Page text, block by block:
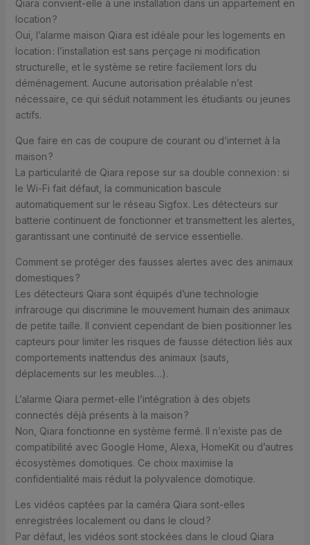
Qiara convient-elle à une installation dans un appartement en
location ?
Oui, l’alarme maison Qiara est idéale pour les logements en
location : l’installation est sans perçage ni modification
structurelle, et le système se retire facilement lors du
déménagement. Aucune autorisation préalable n’est
nécessaire, ce qui séduit notamment les étudiants ou jeunes
actifs.
Que faire en cas de coupure de courant ou d’internet à la
maison ?
La particularité de Qiara repose sur sa double connexion : si
le Wi-Fi fait défaut, la communication bascule
automatiquement sur le réseau Sigfox. Les détecteurs sur
batterie continuent de fonctionner et transmettent les alertes,
garantissant une continuité de service essentielle.
Comment se protéger des fausses alertes avec des animaux
domestiques ?
Les détecteurs Qiara sont équipés d’une technologie
infrarouge qui discrimine le mouvement humain des animaux
de petite taille. Il convient cependant de bien positionner les
capteurs pour limiter les risques de fausse détection liés aux
comportements inattendus des animaux (sauts,
déplacements sur les meubles…).
L’alarme Qiara permet-elle l’intégration à des objets
connectés déjà présents à la maison ?
Non, Qiara fonctionne en système fermé. Il n’existe pas de
compatibilité avec Google Home, Alexa, HomeKit ou d’autres
écosystèmes domotiques. Ce choix maximise la
confidentialité mais réduit la polyvalence domotique.
Les vidéos captées par la caméra Qiara sont-elles
enregistrées localement ou dans le cloud ?
Par défaut, les vidéos sont stockées dans le cloud Qiara